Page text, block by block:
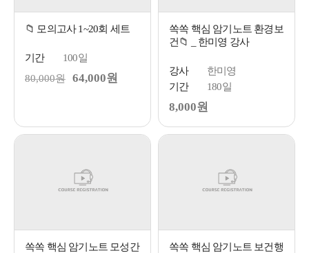
📁 모의고사 1~20회 세트
기간
100일
80,000원
64,000원
쏙쏙 핵심 암기노트 환경보
건📁 _ 한미영 강사
강사
한미영
기간
180일
8,000원
쏙쏙 핵심 암기노트 모성간
쏙쏙 핵심 암기노트 보건행